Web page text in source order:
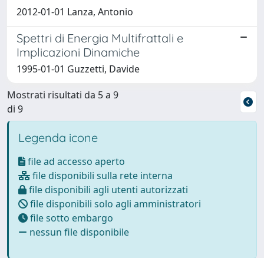
2012-01-01 Lanza, Antonio
Spettri di Energia Multifrattali e
Implicazioni Dinamiche
1995-01-01 Guzzetti, Davide
Mostrati risultati da 5 a 9
di 9
Legenda icone
file ad accesso aperto
file disponibili sulla rete interna
file disponibili agli utenti autorizzati
file disponibili solo agli amministratori
file sotto embargo
nessun file disponibile